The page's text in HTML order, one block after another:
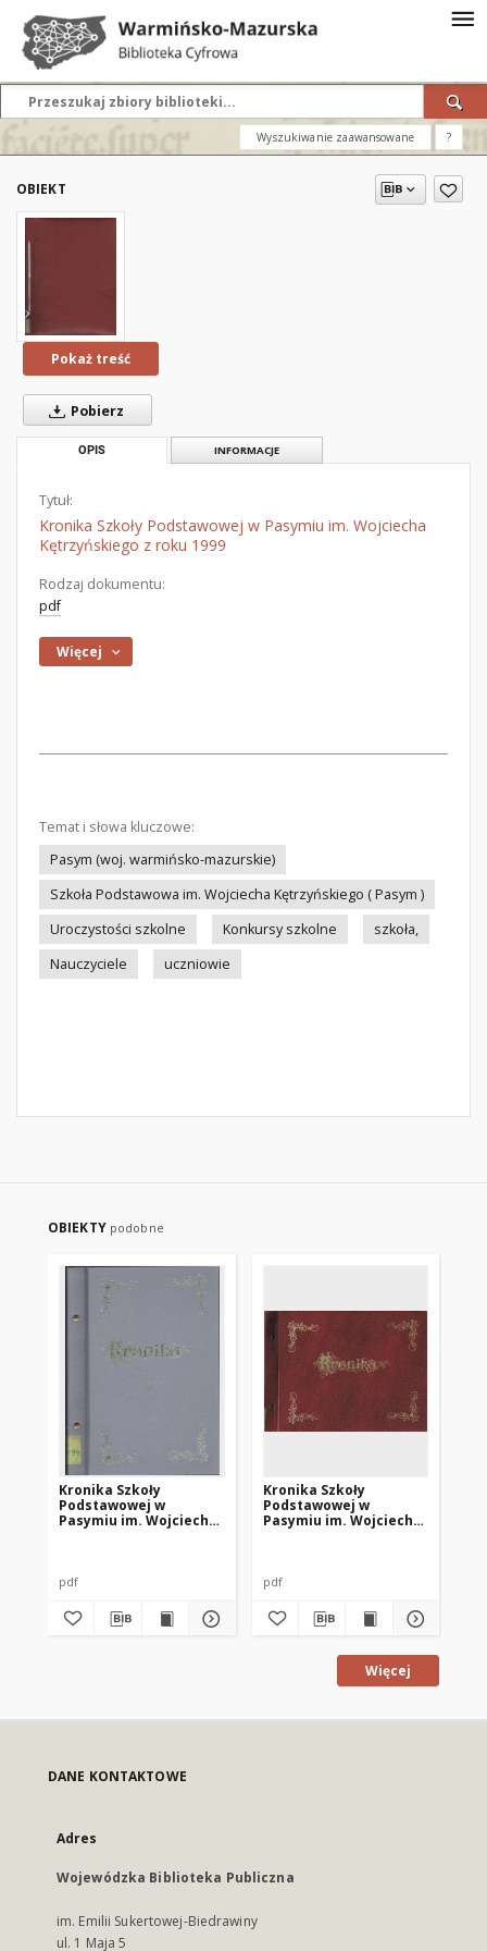
Wyszukiwanie zaawansowane ?
OBIEKT
Pokaż treść
Pobierz
OPIS INFORMACJE
Tytuł:
Kronika Szkoły Podstawowej w Pasymiu im. Wojciecha
Kętrzyńskiego z roku 1999
Rodzaj dokumentu:
pdf
Więcej
Temat i słowa kluczowe:
Pasym (woj. warmińsko-mazurskie)
Szkoła Podstawowa im. Wojciecha Kętrzyńskiego ( Pasym )
Uroczystości szkolne
Konkursy szkolne
szkoła,
Nauczyciele
uczniowie
OBIEKTY podobne
Kronika Szkoły
Podstawowej w
Pasymiu im. Wojciecha
pdf
Kronika Szkoły
Podstawowej w
Pasymiu im. Wojciecha
pdf
Więcej
DANE KONTAKTOWE
Adres
Wojewódzka Biblioteka Publiczna
im. Emilii Sukertowej-Biedrawiny
ul. 1 Maja 5